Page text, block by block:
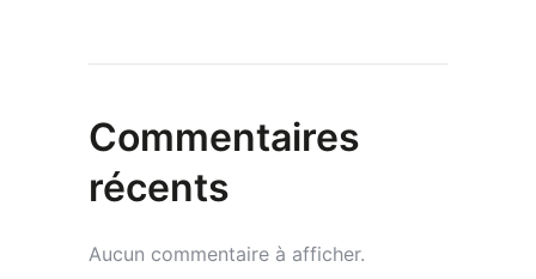
Commentaires
récents
Aucun commentaire à afficher.